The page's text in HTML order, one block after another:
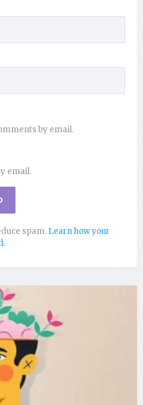
by email.
email.
spam. Learn how your